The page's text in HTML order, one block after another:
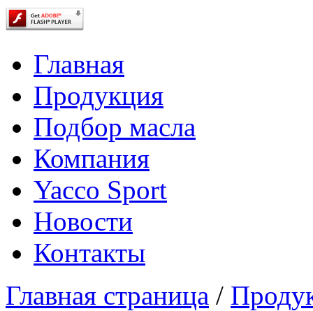
Главная
Продукция
Подбор масла
Компания
Yacco Sport
Новости
Контакты
Главная страница /